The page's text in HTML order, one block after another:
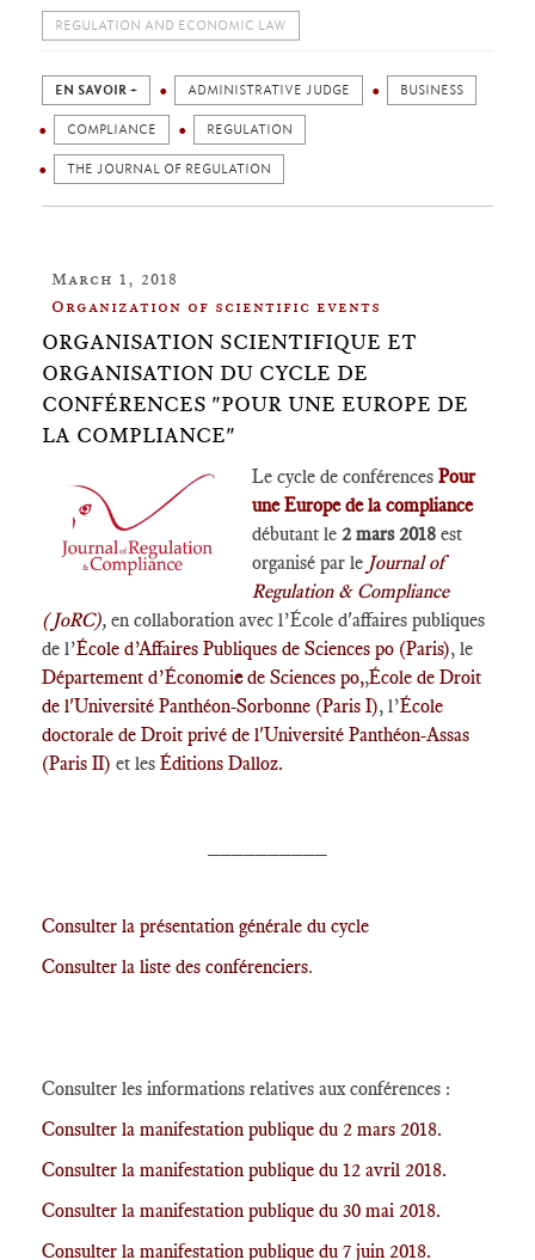
REGULATION AND ECONOMIC LAW
EN SAVOIR + ADMINISTRATIVE JUDGE BUSINESS
COMPLIANCE REGULATION
THE JOURNAL OF REGULATION
March 1, 2018
Organization of scientific events
ORGANISATION SCIENTIFIQUE ET
ORGANISATION DU CYCLE DE
CONFÉRENCES "POUR UNE EUROPE DE
LA COMPLIANCE"
Le cycle de conférences Pour
une Europe de la compliance
débutant le 2 mars 2018 est
organisé par le Journal of
Regulation & Compliance
(JoRC), en collaboration avec l’École d'affaires publiques
de l’École d’Affaires Publiques de Sciences po (Paris), le
Département d’Économiede Sciences po,,École de Droit
de l'Université Panthéon-Sorbonne (Paris I), l’École
doctorale de Droit privé de l'Université Panthéon-Assas
(Paris II) et les Éditions Dalloz.
Consulter la présentation générale du cycle
Consulter la liste des conférenciers.
Consulter les informations relatives aux conférences :
Consulter la manifestation publique du 2 mars 2018.
Consulter la manifestation publique du 12 avril 2018.
Consulter la manifestation publique du 30 mai 2018.
Consulter la manifestation publique du 7 juin 2018.